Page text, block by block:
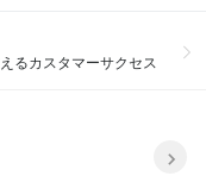
るカスタマーサクセス